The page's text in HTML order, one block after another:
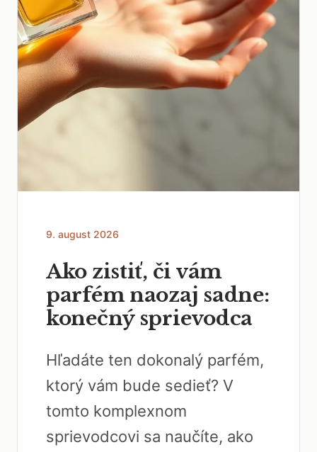
9. august 2026
Ako zistiť, či vám
parfém naozaj sadne:
konečný sprievodca
Hľadáte ten dokonalý parfém,
ktorý vám bude sedieť? V
tomto komplexnom
sprievodcovi sa naučíte, ako